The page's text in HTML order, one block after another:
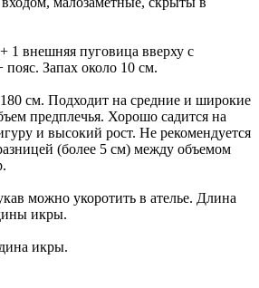
1 внешняя пуговица вверху с
пояс. Запах около 10 см.
см. Подходит на средние и широкие
предплечья. Хорошо садится на
и высокий рост. Не рекомендуется
(более 5 см) между объемом
можно укоротить в ателье. Длина
икры.
икры.